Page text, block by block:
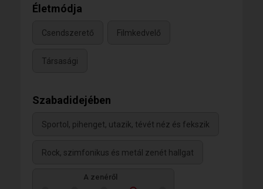
Életmódja
Csendszerető Filmkedvelő
Társasági
Szabadidejében
Sportol, pihenget, utazik, tévét néz és fekszik
Rock, szimfonikus és metál zenét hallgat
A zenéről